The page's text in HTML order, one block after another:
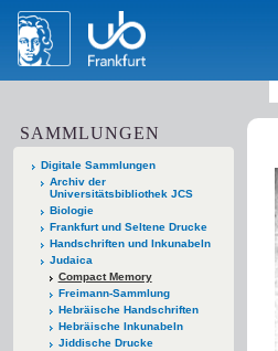
SAMMLUNGEN
Digitale Sammlungen
Archiv der
Universitätsbibliothek JCS
Biologie
Frankfurt und Seltene Drucke
Handschriften und Inkunabeln
Judaica
Compact Memory
Freimann-Sammlung
Hebräische Handschriften
Hebräische Inkunabeln
Jiddische Drucke